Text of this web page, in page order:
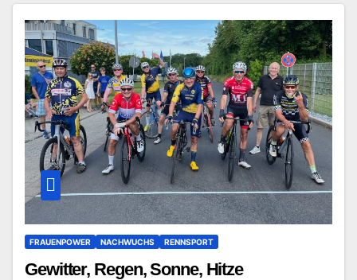
FRAUENPOWER NACHWUCHS RENNSPORT
Gewitter, Regen, Sonne, Hitze